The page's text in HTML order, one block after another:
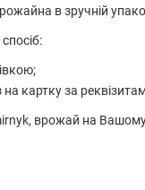
в зручній
картку за
врожай на